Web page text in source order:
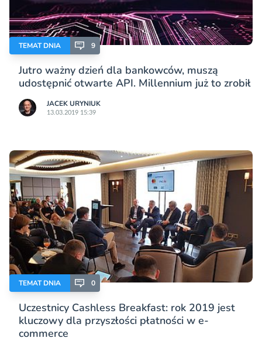
TEMAT DNIA 9
Jutro ważny dzień dla bankowców, muszą
udostępnić otwarte API. Millennium już to zrobił
JACEK URYNIUK
13.03.2019 15:39
TEMAT DNIA 0
Uczestnicy Cashless Breakfast: rok 2019 jest
kluczowy dla przyszłości płatności w e-
commerce